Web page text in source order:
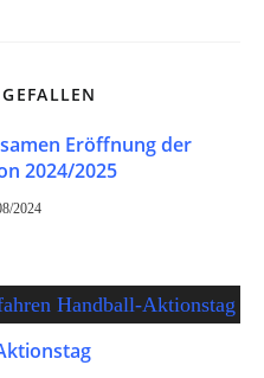
Eröffnung der
2024/2025
2024